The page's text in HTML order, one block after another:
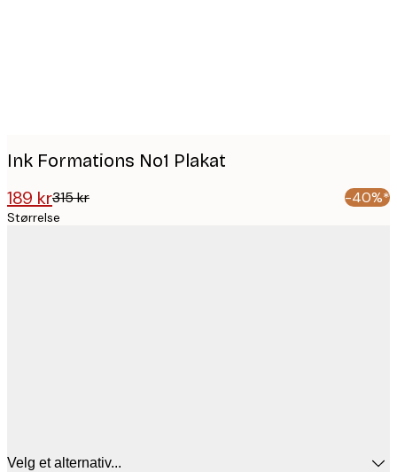
Ink Formations No1 Plakat
189 kr315 kr -40%*
Størrelse
Velg et alternativ...